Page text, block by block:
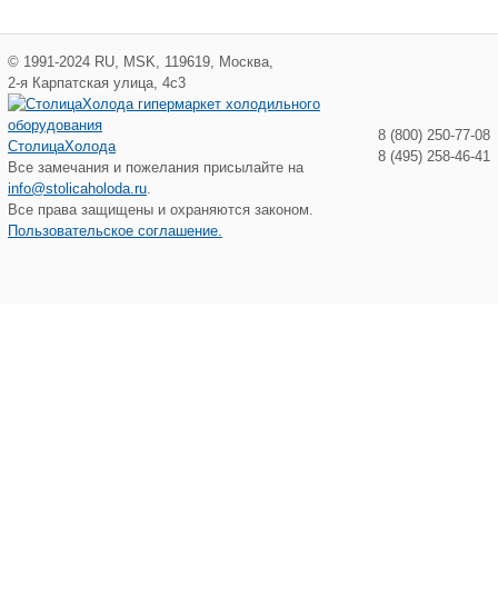
© 1991-2024 RU MSK 119619 Москва
2-я Карпатская улица, 4с3
СтолицаХолода
Все замечания и пожелания присылайте на
info@stolicaholoda.ru
Все права защищены и охраняются законом.
Пользовательское соглашение.
8 (800) 250-77-08
8 (495) 258-46-41